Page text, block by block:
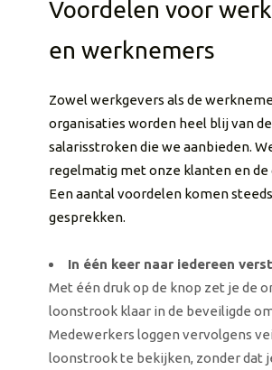
Voordelen voor
en werknemers
Zowel werkgevers als de
organisaties worden heel blij van
salarisstroken die we aanbieden.
regelmatig met onze klanten en de
Een aantal voordelen komen
gesprekken.
In één keer naar iedereen
Met één druk op de knop zet je de
loonstrook klaar in de beveiligde
Medewerkers loggen vervolgens
loonstrook te bekijken, zonder dat